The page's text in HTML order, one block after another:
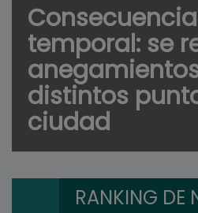
temporal: se
distintos
ciudad
RANKING DE